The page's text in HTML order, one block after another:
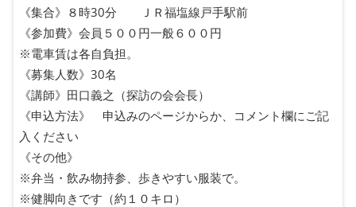
《集合》８時30分 ＪＲ福塩線戸手駅前
《参加費》会員５００円一般６００円
※電車賃は各自負担。
《募集人数》30名
《講師》田口義之（探訪の会会長）
《申込方法》 申込みのページからか、コメント欄にご記
入ください
《その他》
※弁当・飲み物持参、歩きやすい服装で。
※健脚向きです（約１０キロ）